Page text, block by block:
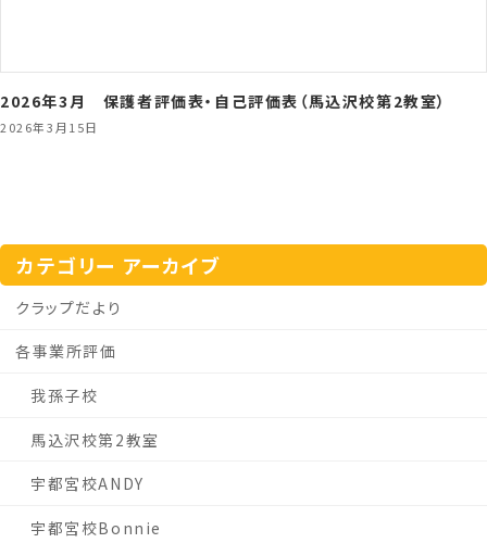
2026年3月 保護者評価表・自己評価表（馬込沢校第2教室）
2026年3月15日
カテゴリー アーカイブ
クラップだより
各事業所評価
我孫子校
馬込沢校第2教室
宇都宮校ANDY
宇都宮校Bonnie